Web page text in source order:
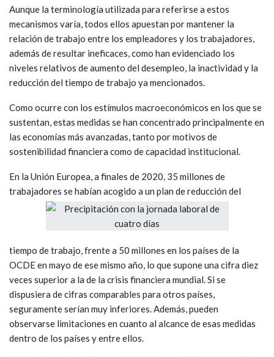
Aunque la terminología utilizada para referirse a estos
mecanismos varía, todos ellos apuestan por mantener la
relación de trabajo entre los empleadores y los trabajadores,
además de resultar ineficaces, como han evidenciado los
niveles relativos de aumento del desempleo, la inactividad y la
reducción del tiempo de trabajo ya mencionados.
Como ocurre con los estímulos macroeconómicos en los que se
sustentan, estas medidas se han concentrado principalmente en
las economías más avanzadas, tanto por motivos de
sostenibilidad financiera como de capacidad institucional.
En la Unión Europea, a finales de 2020, 35 millones de
trabajadores se habían acogido a un plan de reducción del
tiempo de trabajo, frente a 50 millones en los países de la
OCDE en mayo de ese mismo año, lo que supone una cifra diez
veces superior a la de la crisis financiera mundial. Si se
dispusiera de cifras comparables para otros países,
seguramente serían muy inferiores. Además, pueden
observarse limitaciones en cuanto al alcance de esas medidas
dentro de los países y entre ellos.